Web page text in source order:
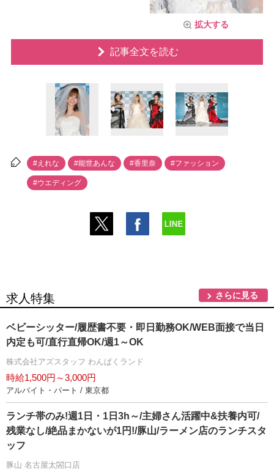
拡大する
記事全文を読む
#えれな #能世あんな #香里奈 #ファッション
#ウエディング
求人特集 さらに見る
ベビーシッター/履歴書不要・即日勤務OK/WEB面接で当日
内定も可/直行直帰OK/週1～OK
株式会社アズスタッフ わんぱくランド
時給1,500円～3,000円
アルバイト・パート / 東京都
ランチ帯のみ!週1日・1日3h～/主婦さん活躍中&扶養内可/
残業なし/絶品まかないが1円!/豚山/ラーメン店のランチスタ
ッフ
豚山 名古屋太閤口店